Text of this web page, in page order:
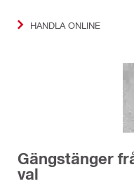
HANDLA ONLINE
Gängstänger
val